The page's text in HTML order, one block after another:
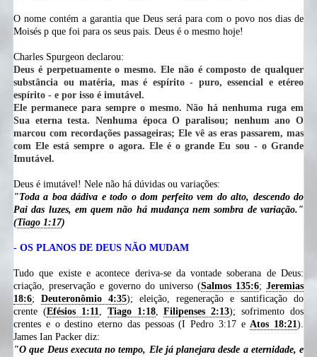
O nome contém a garantia que Deus será para com o povo nos dias de
Moisés p que foi para os seus pais. Deus é o mesmo hoje!
Charles Spurgeon declarou:
Deus é perpetuamente o mesmo. Ele não é composto de qualquer
substância ou matéria, mas é espírito - puro, essencial e etéreo
espírito - e por isso é imutável.
Ele permanece para sempre o mesmo. Não há nenhuma ruga em
Sua eterna testa. Nenhuma época O paralisou; nenhum ano O
marcou com recordações passageiras; Ele vê as eras passarem, mas
com Ele está sempre o agora. Ele é o grande Eu sou - o Grande
Imutável.
Deus é imutável! Nele não há dúvidas ou variações:
"Toda a boa dádiva e todo o dom perfeito vem do alto, descendo do
Pai das luzes, em quem não há mudança nem sombra de variação."
(Tiago 1:17)
- OS PLANOS DE DEUS NÃO MUDAM
Tudo que existe e acontece deriva-se da vontade soberana de Deus:
criação, preservação e governo do universo (Salmos 135:6; Jeremias
18:6; Deuteronômio 4:35); eleição, regeneração e santificação do
crente (Efésios 1:11, Tiago 1:18,Filipenses 2:13); sofrimento dos
crentes e o destino eterno das pessoas (I Pedro 3:17 eAtos 18:21).
James Ian Packer diz:
"O que Deus executa no tempo, Ele já planejara desde a eternidade, e